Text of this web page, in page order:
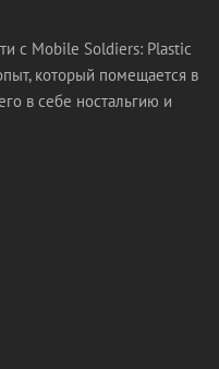
с Mobile Soldiers: Plastic
который помещается в
в себе ностальгию и